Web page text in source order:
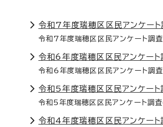
令和7年度瑞穂区区民アンケー
令和7年度瑞穂区区民アンケート調査
令和6年度瑞穂区区民アンケー
令和6年度瑞穂区区民アンケート調査
令和5年度瑞穂区区民アンケー
令和5年度瑞穂区区民アンケート調査
令和4年度瑞穂区区民アンケー